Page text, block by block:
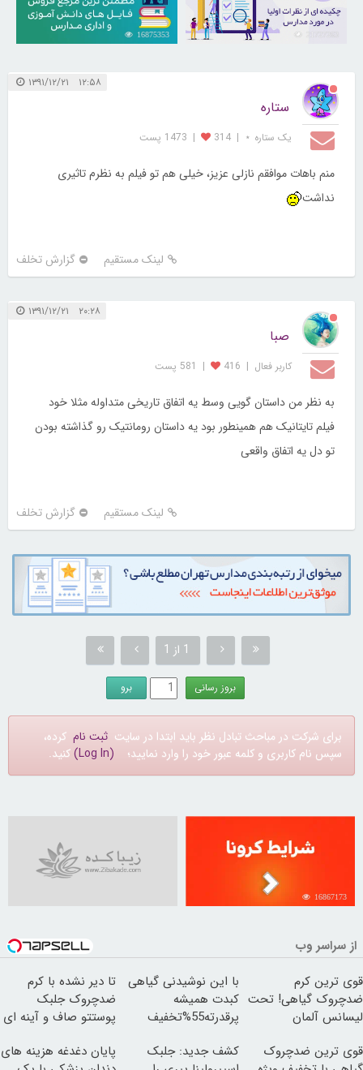
16875353
۱۲:۵۸ ۱۳۹۱/۱۲/۲۱
ستاره
یک ستاره ⋆ |
314
| 1473 پست
منم باهات موافقم نازلی عزیز، خیلی هم تو فیلم به نظرم تاثیری
نداشت
لینک مستقیم گزارش تخلف
۲۰:۲۸ ۱۳۹۱/۱۲/۲۱
صبا
کاربر فعال |
416
| 581 پست
به نظر من داستان گویی وسط یه اتفاق تاریخی متداوله مثلا خود
فیلم تایتانیک هم همینطور بود یه داستان رومانتیک رو گذاشته بودن
تو دل یه اتفاق واقعی
لینک مستقیم گزارش تخلف
1 از 1
برای شرکت در مباحث تبادل نظر باید ابتدا در سایت ثبت نام کرده،
سپس نام کاربری و کلمه عبور خود را وارد نمایید؛ (Log In) کنید.
16867173
از سراسر وب
قوی ترین کرم
ضدچروک گیاهی! تحت
لیسانس آلمان
با این نوشیدنی گیاهی
کبدت همیشه
پرقدرته55%تخفیف
تا دیر نشده با کرم
ضدچروک جلبک
پوستتو صاف و آینه ای
قوی ترین ضدچروک
کشف جدید: جلبک
پایان دغدغه هزینه های